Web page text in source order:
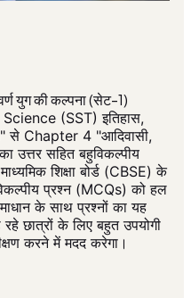
युग की कल्पना (सेट-1)
(SST) इतिहास,
से Chapter 4 "आदिवासी,
उत्तर सहित बहुविकल्पीय
शिक्षा बोर्ड (CBSE) के
प्रश्न (MCQs) को हल
के साथ प्रश्नों का यह
छात्रों के लिए बहुत उपयोगी
करने में मदद करेगा।